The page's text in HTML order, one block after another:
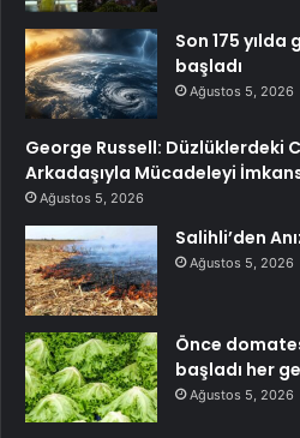
Son 175
başladı
Ağustos 5, 2026
George Russell: Düzlüklerdeki
Arkadaşıyla Mücadeleyi
Ağustos 5, 2026
Salihli’den
Ağustos 5, 2026
Önce
başladı her
Ağustos 5, 2026